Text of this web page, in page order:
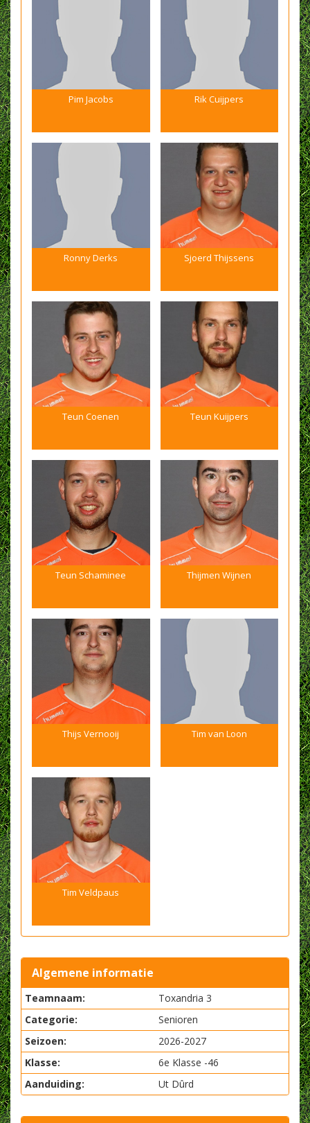
Pim Jacobs Rik Cuijpers
Ronny Derks Sjoerd Thijssens
Teun Coenen Teun Kuijpers
Teun Schaminee Thijmen Wijnen
Thijs Vernooij Tim van Loon
Tim Veldpaus
Algemene informatie
Teamnaam:
Toxandria 3
Categorie:
Senioren
Seizoen:
2026-2027
Klasse:
6e Klasse -46
Aanduiding:
Ut Dûrd